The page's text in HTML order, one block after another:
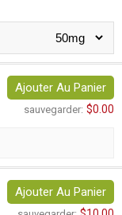
Ajouter Au Panier
sauvegarder: $0.00
Ajouter Au Panier